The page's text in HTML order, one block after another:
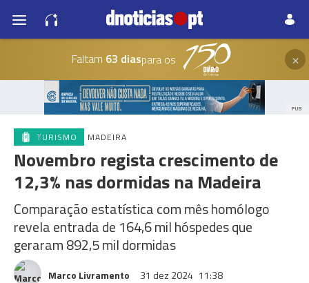
Faltam 63 diaspara os ×
PUB
TURISMO MADEIRA
Novembro regista crescimento de
12,3% nas dormidas na Madeira
Comparação estatística com mês homólogo
revela entrada de 164,6 mil hóspedes que
geraram 892,5 mil dormidas
Marco Livramento 31 dez 2024 11:38